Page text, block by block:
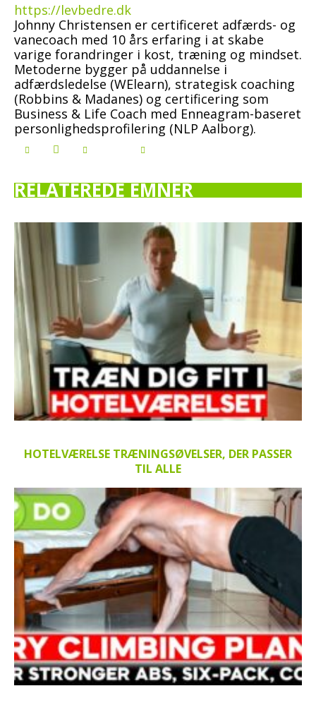
https://levbedre.dk
Johnny Christensen er certificeret adfærds- og
vanecoach med 10 års erfaring i at skabe
varige forandringer i kost, træning og mindset.
Metoderne bygger på uddannelse i
adfærdsledelse (WElearn), strategisk coaching
(Robbins & Madanes) og certificering som
Business & Life Coach med Enneagram-baseret
personlighedsprofilering (NLP Aalborg).
RELATEREDE EMNER
HOTELVÆRELSE TRÆNINGSØVELSER, DER PASSER
TIL ALLE